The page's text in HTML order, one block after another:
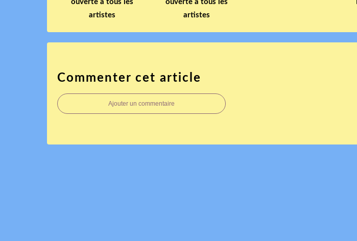
ouverte à tous les
artistes
ouverte à tous les
artistes
Commenter cet article
Ajouter un commentaire